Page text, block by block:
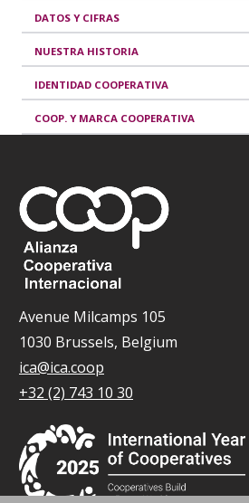
DATOS Y CIFRAS
NUESTRA HISTORIA
IDENTIDAD COOPERATIVA
COOP. Y MARCA COOPERATIVA
Avenue Milcamps 105
1030 Brussels, Belgium
ica@ica.coop
+32 (2) 743 10 30